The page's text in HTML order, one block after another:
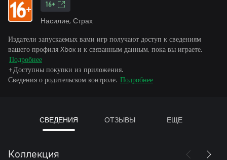
16+
Насилие, Страх
Издатели запускаемых вами игр получают доступ к сведениям
вашего профиля Xbox и к связанным данным, пока вы играете.
Подробнее
+Доступны покупки из приложения.
Сведения о родительском контроле. Подробнее
СВЕДЕНИЯ ОТЗЫВЫ ЕЩЕ
Коллекция